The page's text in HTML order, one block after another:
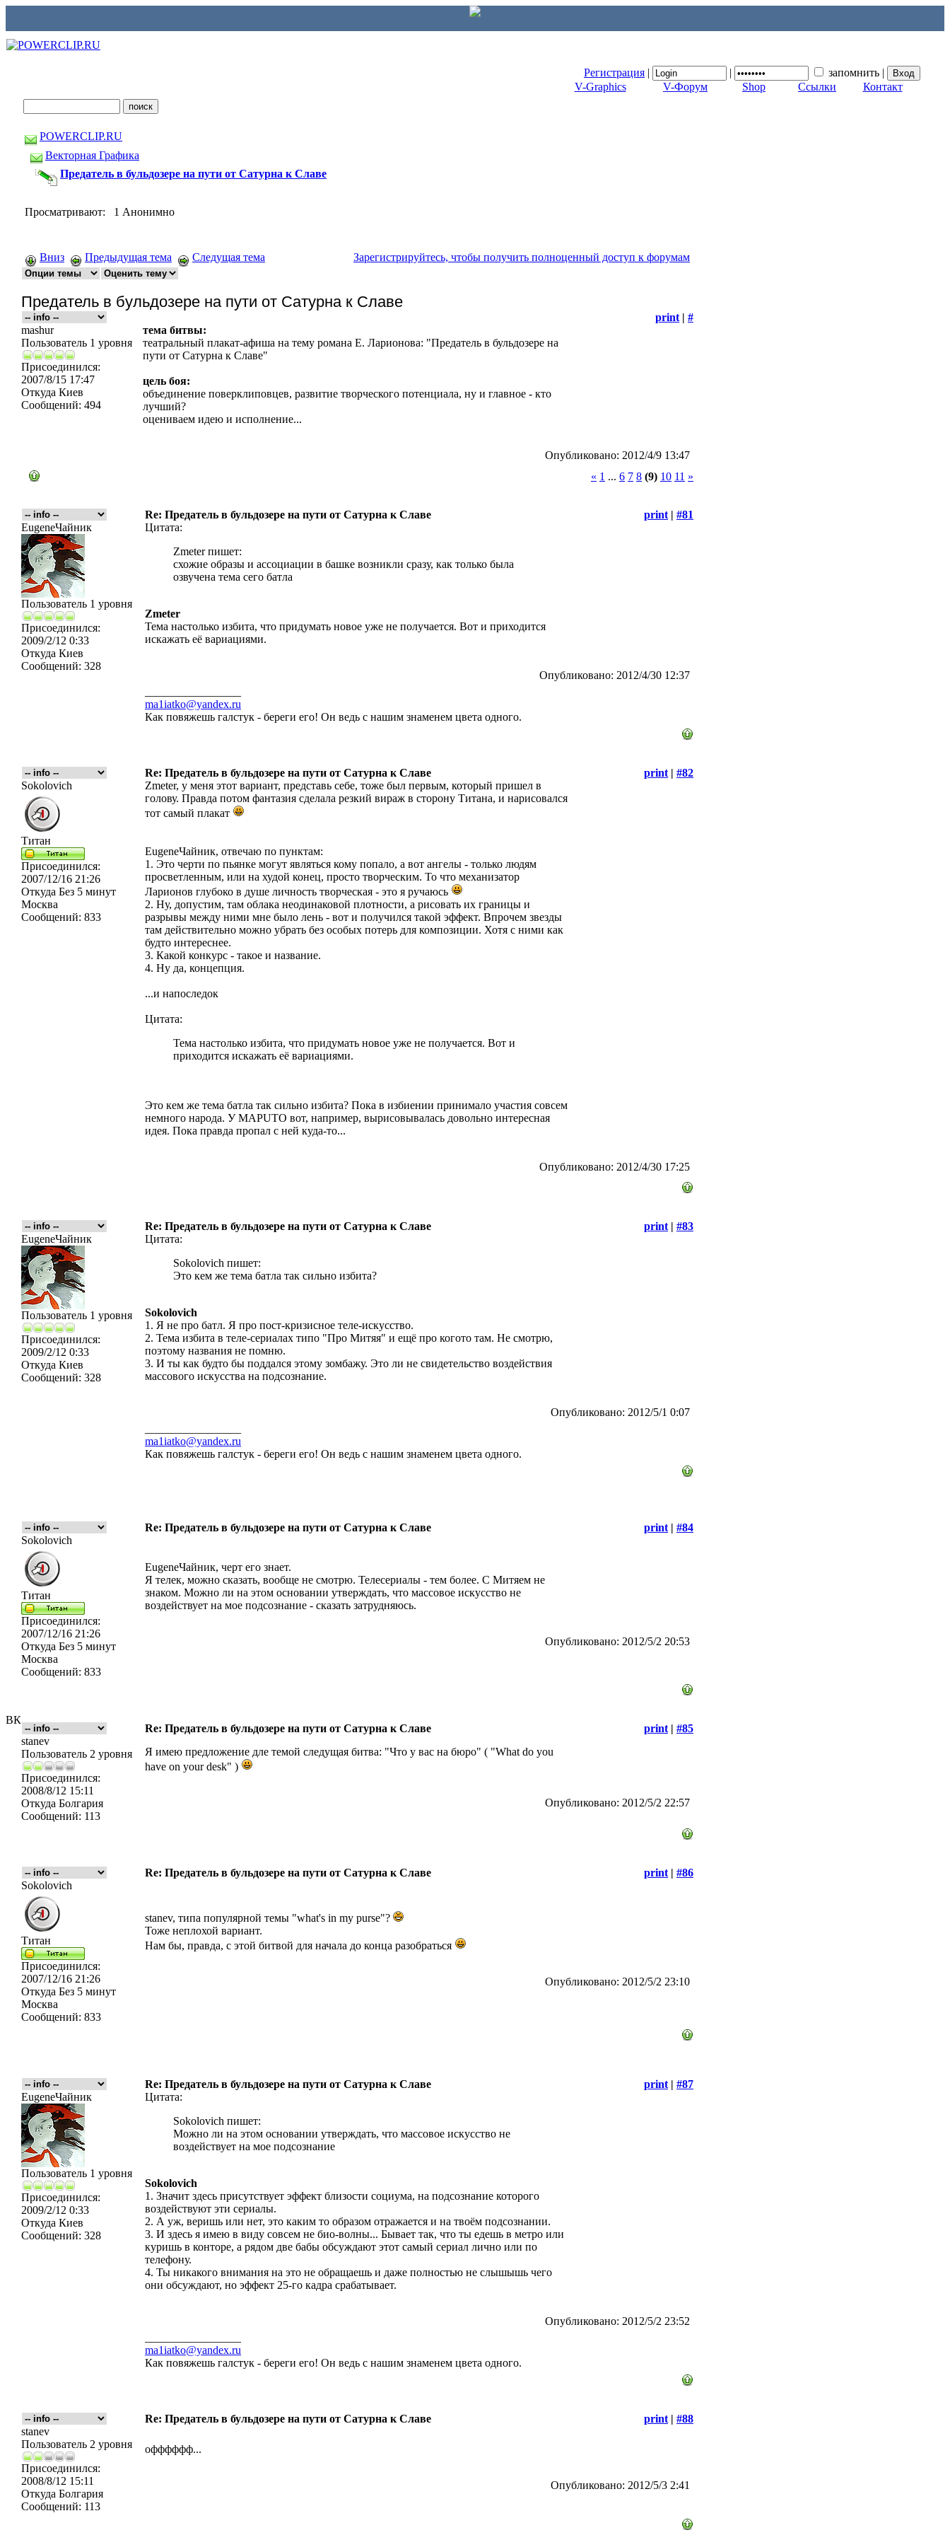
Регистрация | | запомнить |
V-Graphics
V-Форум Shop Ссылки Контакт
ВК
POWERCLIP.RU
Векторная Графика
Предатель в бульдозере на пути от Сатурна к Славе
Просматривают: 1 Анонимно
Вниз Предыдущая тема Следущая тема Зарегистрируйтесь, чтобы получить полноценный доступ к форумам
Предатель в бульдозере на пути от Сатурна к Славе
print | #
mashur
Пользователь 1 уровня
Присоединился:
2007/8/15 17:47
Откуда Киев
Сообщений: 494
тема битвы:
театральный плакат-афиша на тему романа Е. Ларионова: "Предатель в бульдозере на
пути от Сатурна к Славе"
цель боя:
объединение поверклиповцев, развитие творческого потенциала, ну и главное - кто
лучший?
оцениваем идею и исполнение...
Опубликовано: 2012/4/9 13:47
« 1 ... 6 7 8 (9) 10 11 »
Re: Предатель в бульдозере на пути от Сатурна к Славе print | #81
EugeneЧайник
Пользователь 1 уровня
Присоединился:
2009/2/12 0:33
Откуда Киев
Сообщений: 328
Цитата:
Zmeter пишет:
схожие образы и ассоциации в башке возникли сразу, как только была
озвучена тема сего батла
Zmeter
Тема настолько избита, что придумать новое уже не получается. Вот и приходится
искажать её вариациями.
Опубликовано: 2012/4/30 12:37
ma1iatko@yandex.ru
Как повяжешь галстук - береги его! Он ведь с нашим знаменем цвета одного.
Re: Предатель в бульдозере на пути от Сатурна к Славе print | #82
Sokolovich
Титан
Присоединился:
2007/12/16 21:26
Откуда Без 5 минут
Москва
Сообщений: 833
Zmeter, у меня этот вариант, представь себе, тоже был первым, который пришел в
голову. Правда потом фантазия сделала резкий вираж в сторону Титана, и нарисовался
тот самый плакат
EugeneЧайник, отвечаю по пунктам:
1. Это черти по пьянке могут являться кому попало, а вот ангелы - только людям
просветленным, или на худой конец, просто творческим. То что механизатор
Ларионов глубоко в душе личность творческая - это я ручаюсь
2. Ну, допустим, там облака неодинаковой плотности, а рисовать их границы и
разрывы между ними мне было лень - вот и получился такой эффект. Впрочем звезды
там действительно можно убрать без особых потерь для композиции. Хотя с ними как
будто интереснее.
3. Какой конкурс - такое и название.
4. Ну да, концепция.
...и напоследок
Цитата:
Тема настолько избита, что придумать новое уже не получается. Вот и
приходится искажать её вариациями.
Это кем же тема батла так сильно избита? Пока в избиении принимало участия совсем
немного народа. У MAPUTO вот, например, вырисовывалась довольно интересная
идея. Пока правда пропал с ней куда-то...
Опубликовано: 2012/4/30 17:25
Re: Предатель в бульдозере на пути от Сатурна к Славе print | #83
EugeneЧайник
Пользователь 1 уровня
Присоединился:
2009/2/12 0:33
Откуда Киев
Сообщений: 328
Цитата:
Sokolovich пишет:
Это кем же тема батла так сильно избита?
Sokolovich
1. Я не про батл. Я про пост-кризисное теле-искусство.
2. Тема избита в теле-сериалах типо "Про Митяя" и ещё про когото там. Не смотрю,
поэтому названия не помню.
3. И ты как будто бы поддался этому зомбажу. Это ли не свидетельство воздействия
массового искусства на подсознание.
Опубликовано: 2012/5/1 0:07
ma1iatko@yandex.ru
Как повяжешь галстук - береги его! Он ведь с нашим знаменем цвета одного.
Re: Предатель в бульдозере на пути от Сатурна к Славе print | #84
Sokolovich
Титан
Присоединился:
2007/12/16 21:26
Откуда Без 5 минут
Москва
Сообщений: 833
EugeneЧайник, черт его знает.
Я телек, можно сказать, вообще не смотрю. Телесериалы - тем более. С Митяем не
знаком. Можно ли на этом основании утверждать, что массовое искусство не
воздействует на мое подсознание - сказать затрудняюсь.
Опубликовано: 2012/5/2 20:53
Re: Предатель в бульдозере на пути от Сатурна к Славе print | #85
stanev
Пользователь 2 уровня
Присоединился:
2008/8/12 15:11
Откуда Болгария
Сообщений: 113
Я имею предложение дле темой следущая битва: "Что у вас на бюро" ( "What do you
have on your desk" )
Опубликовано: 2012/5/2 22:57
Re: Предатель в бульдозере на пути от Сатурна к Славе print | #86
Sokolovich
Титан
Присоединился:
2007/12/16 21:26
Откуда Без 5 минут
Москва
Сообщений: 833
stanev, типа популярной темы "what's in my purse"?
Тоже неплохой вариант.
Нам бы, правда, с этой битвой для начала до конца разобраться
Опубликовано: 2012/5/2 23:10
Re: Предатель в бульдозере на пути от Сатурна к Славе print | #87
EugeneЧайник
Пользователь 1 уровня
Присоединился:
2009/2/12 0:33
Откуда Киев
Сообщений: 328
Цитата:
Sokolovich пишет:
Можно ли на этом основании утверждать, что массовое искусство не
воздействует на мое подсознание
Sokolovich
1. Значит здесь присутствует эффект близости социума, на подсознание которого
воздействуют эти сериалы.
2. А уж, веришь или нет, это каким то образом отражается и на твоём подсознании.
3. И здесь я имею в виду совсем не био-волны... Бывает так, что ты едешь в метро или
куришь в конторе, а рядом две бабы обсуждают этот самый сериал лично или по
телефону.
4. Ты никакого внимания на это не обращаешь и даже полностью не слышышь чего
они обсуждают, но эффект 25-го кадра срабатывает.
Опубликовано: 2012/5/2 23:52
ma1iatko@yandex.ru
Как повяжешь галстук - береги его! Он ведь с нашим знаменем цвета одного.
Re: Предатель в бульдозере на пути от Сатурна к Славе print | #88
stanev
Пользователь 2 уровня
Присоединился:
2008/8/12 15:11
Откуда Болгария
Сообщений: 113
офффффф...
Опубликовано: 2012/5/3 2:41